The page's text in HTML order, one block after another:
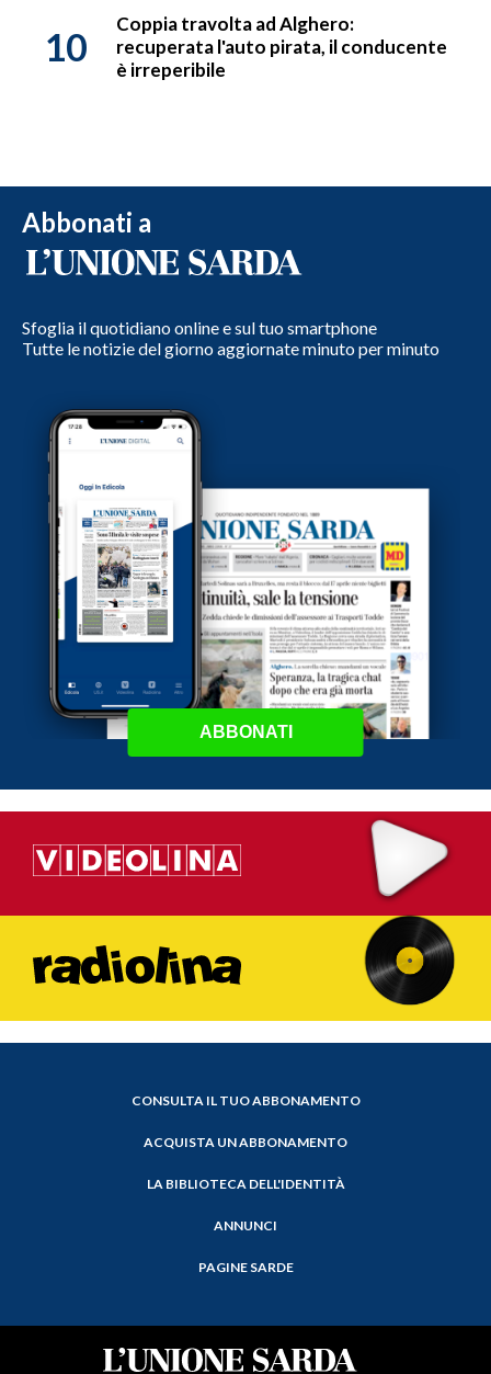
10
Coppia travolta ad Alghero:
recuperata l'auto pirata, il conducente
è irreperibile
Abbonati a
Sfoglia il quotidiano online e sul tuo smartphone
Tutte le notizie del giorno aggiornate minuto per minuto
ABBONATI
CONSULTA IL TUO ABBONAMENTO
ACQUISTA UN ABBONAMENTO
LA BIBLIOTECA DELL'IDENTITÀ
ANNUNCI
PAGINE SARDE